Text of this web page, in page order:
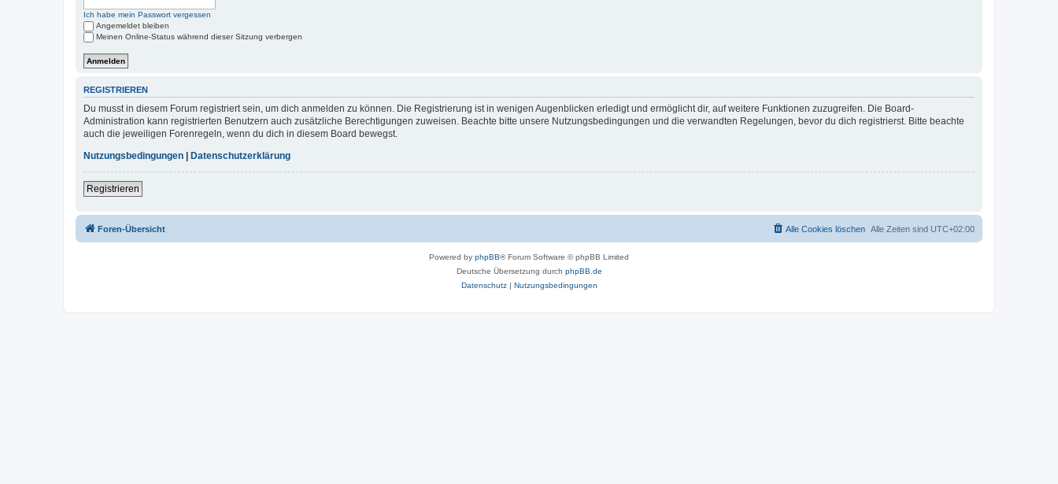
Ich habe mein Passwort vergessen
Angemeldet bleiben
Meinen Online-Status während dieser Sitzung verbergen
REGISTRIEREN
Du musst in diesem Forum registriert sein, um dich anmelden zu können. Die Registrierung ist in wenigen Augenblicken erledigt und ermöglicht dir, auf weitere Funktionen zuzugreifen. Die Board-
Administration kann registrierten Benutzern auch zusätzliche Berechtigungen zuweisen. Beachte bitte unsere Nutzungsbedingungen und die verwandten Regelungen, bevor du dich registrierst. Bitte beachte
auch die jeweiligen Forenregeln, wenn du dich in diesem Board bewegst.
Nutzungsbedingungen | Datenschutzerklärung
Registrieren
Foren-Übersicht Alle Zeiten sind UTC+02:00
Alle Cookies löschen
Powered by phpBB® Forum Software © phpBB Limited
Deutsche Übersetzung durch phpBB.de
Datenschutz| Nutzungsbedingungen